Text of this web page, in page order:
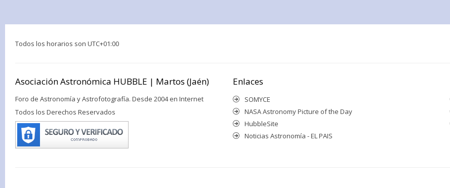
Todos los horarios son UTC+01:00
Asociación Astronómica HUBBLE | Martos (Jaén)
Foro de Astronomía y Astrofotografía. Desde 2004 en Internet
Todos los Derechos Reservados
Enlaces
SOMYCE
NASA Astronomy Picture of the Day
HubbleSite
Noticias Astronomía - EL PAIS